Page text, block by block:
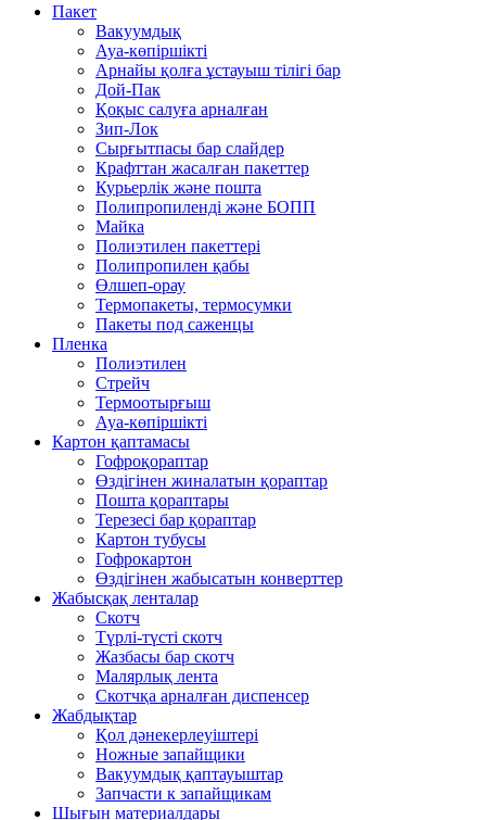
Пакет
Вакуумдық
Ауа-көпіршікті
Арнайы қолға ұстауыш тілігі бар
Дой-Пак
Қоқыс салуға арналған
Зип-Лок
Сырғытпасы бар слайдер
Крафттан жасалған пакеттер
Курьерлік және пошта
Полипропиленді және БОПП
Майка
Полиэтилен пакеттері
Полипропилен қабы
Өлшеп-орау
Термопакеты, термосумки
Пакеты под саженцы
Пленка
Полиэтилен
Стрейч
Термоотырғыш
Ауа-көпіршікті
Картон қаптамасы
Гофроқораптар
Өздігінен жиналатын қораптар
Пошта қораптары
Терезесі бар қораптар
Картон тубусы
Гофрокартон
Өздігінен жабысатын конверттер
Жабысқақ ленталар
Скотч
Түрлі-түсті скотч
Жазбасы бар скотч
Малярлық лента
Скотчқа арналған диспенсер
Жабдықтар
Қол дәнекерлеуіштері
Ножные запайщики
Вакуумдық қаптауыштар
Запчасти к запайщикам
Шығын материалдары